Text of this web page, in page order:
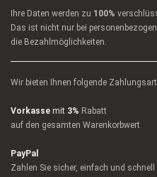
Ihre Daten werden zu 100%
Das ist nicht nur bei
die Bezahlmöglichkeiten.
Wir bieten Ihnen folgende
Vorkasse mit 3% Rabatt
auf den gesamten Warenkorbwert
PayPal
Zahlen Sie sicher, einfach und schnell